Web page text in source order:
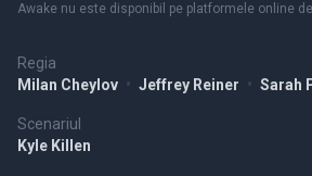
Regia
Milan Cheylov • Jeffrey Reiner • Sarah
Scenariul
Kyle Killen
Awake nu este disponibil pe platformele online